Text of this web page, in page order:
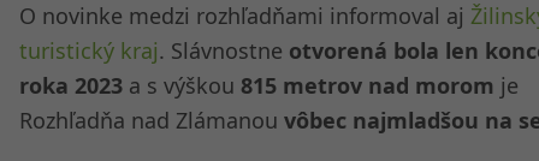
O novinke medzi rozhľadňami informoval aj
turistický kraj. Slávnostne otvorená bola len
roka 2023 a s výškou 815 metrov nad morom je
Rozhľadňa nad Zlámanou vôbec najmladšou na